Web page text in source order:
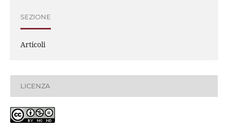
SEZIONE
Articoli
LICENZA